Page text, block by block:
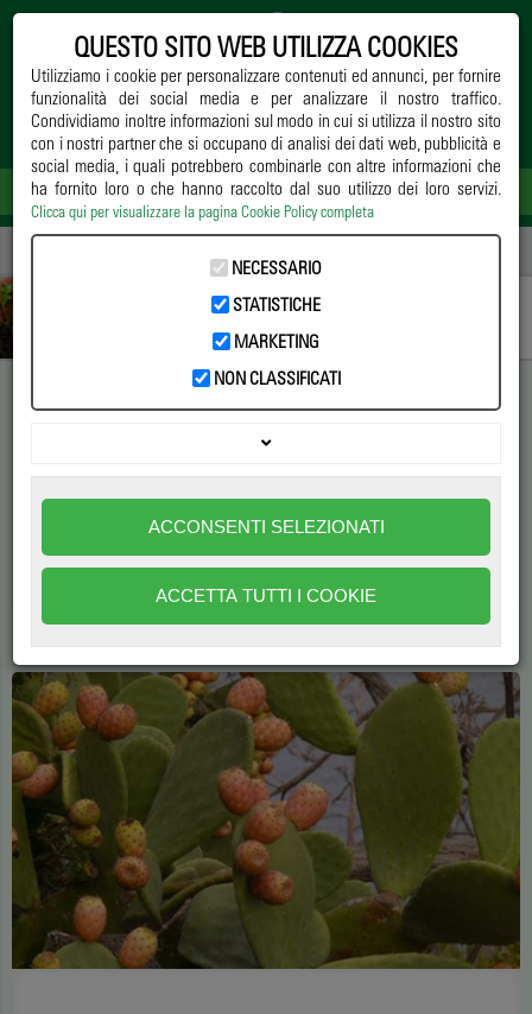
Un Coccinellide clandestino in
Sicilia
Exochomus nigripennis ritrovato nell'area di Catania.
Potrebbe contribuire al controllo di alcuni parassiti di
Cactacee e Opuntia
diSanti Longo 1758
QUESTO SITO WEB UTILIZZA COOKIES
Utilizziamo i cookie per personalizzare contenuti ed annunci, per fornire
funzionalità dei social media e per analizzare il nostro traffico.
Condividiamo inoltre informazioni sul modo in cui si utilizza il nostro sito
con i nostri partner che si occupano di analisi dei dati web, pubblicità e
social media, i quali potrebbero combinarle con altre informazioni che
ha fornito loro o che hanno raccolto dal suo utilizzo dei loro servizi.
Clicca qui per visualizzare la pagina Cookie Policy completa
NECESSARIO
STATISTICHE
MARKETING
NON CLASSIFICATI
ACCONSENTI SELEZIONATI
ACCETTA TUTTI I COOKIE